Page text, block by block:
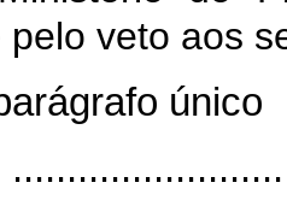
veto aos
único